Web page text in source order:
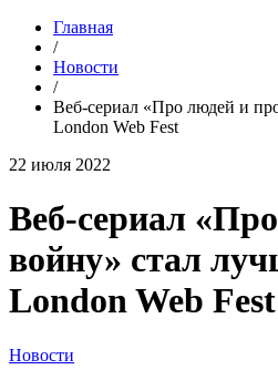
Главная
/
Новости
/
Веб-сериал «Про людей и
London Web Fest
22 июля 2022
Веб-сериал
войну» стал
London Web Fest
Новости